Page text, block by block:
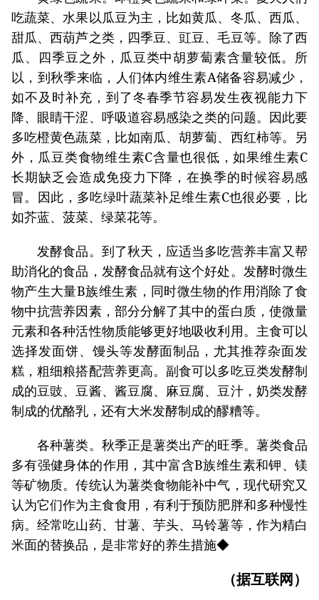
吃蔬菜、水果以瓜豆为主，比如黄瓜、冬瓜、西瓜、
甜瓜、西葫芦之类，四季豆、豇豆、毛豆等。除了西
瓜、四季豆之外，瓜豆类中胡萝蔔素含量较低。所
以，到秋季来临，人们体内维生素A储备容易减少，
如不及时补充，到了冬春季节容易发生夜视能力下
降、眼睛干涩、呼吸道容易感染之类的问题。因此要
多吃橙黄色蔬菜，比如南瓜、胡萝蔔、西红柿等。另
外，瓜豆类食物维生素C含量也很低，如果维生素C
长期缺乏会造成免疫力下降，在换季的时候容易感
冒。因此，多吃绿叶蔬菜补足维生素C也很必要，比
如芥蓝、菠菜、绿菜花等。
发酵食品。到了秋天，应适当多吃营养丰富又帮
助消化的食品，发酵食品就有这个好处。发酵时微生
物产生大量B族维生素，同时微生物的作用消除了食
物中抗营养因素，部分分解了其中的蛋白质，使微量
元素和各种活性物质能够更好地吸收利用。主食可以
选择发面饼、馒头等发酵面制品，尤其推荐杂面发
糕，粗细粮搭配营养更高。副食可以多吃豆类发酵制
成的豆豉、豆酱、酱豆腐、麻豆腐、豆汁，奶类发酵
制成的优酪乳，还有大米发酵制成的醪糟等。
各种薯类。秋季正是薯类出产的旺季。薯类食品
多有强健身体的作用，其中富含B族维生素和钾、镁
等矿物质。传统认为薯类食物能补中气，现代研究又
认为它们作为主食食用，有利于预防肥胖和多种慢性
病。经常吃山药、甘薯、芋头、马铃薯等，作为精白
米面的替换品，是非常好的养生措施◆
（据互联网）